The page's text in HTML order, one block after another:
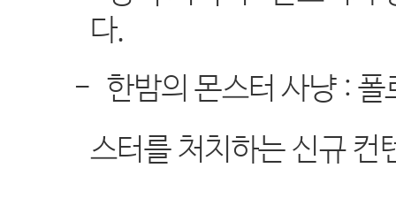
다.
- 한밤의 몬스터 사냥 : 폴
스터를 처치하는 신규 컨